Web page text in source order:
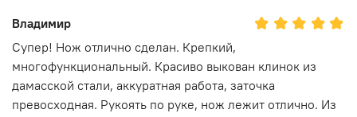
Владимир
Супер! Нож отлично сделан. Крепкий,
многофункциональный. Красиво выкован клинок из
дамасской стали, аккуратная работа, заточка
превосходная. Рукоять по руке, нож лежит отлично. Из